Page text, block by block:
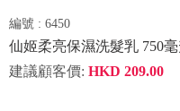
編號 : 6450
仙姬柔亮保濕洗髮乳 750
建議顧客價: HKD 209.00